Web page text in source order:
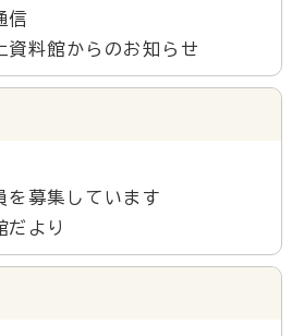
信
料館からのお知らせ
募集しています
より